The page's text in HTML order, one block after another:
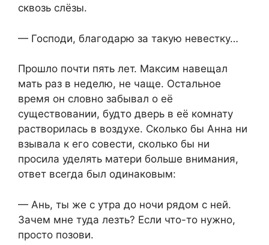
сквозь слёзы.
— Господи, благодарю за такую невестку…
Прошло почти пять лет. Максим навещал
мать раз в неделю, не чаще. Остальное
время он словно забывал о её
существовании, будто дверь в её комнату
растворилась в воздухе. Сколько бы Анна ни
взывала к его совести, сколько бы ни
просила уделять матери больше внимания,
ответ всегда был одинаковым:
— Ань, ты же с утра до ночи рядом с ней.
Зачем мне туда лезть? Если что-то нужно,
просто позови.